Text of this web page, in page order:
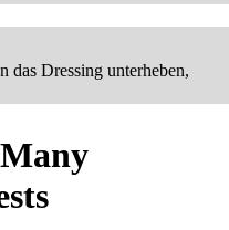
das Dressing unterheben,